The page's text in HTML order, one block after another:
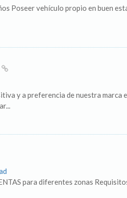
Poseer vehículo propio en buen
y a preferencia de nuestra marca
para diferentes zonas